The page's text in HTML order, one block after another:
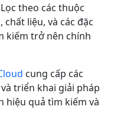
Lọc theo các thuộc
liệu, và các đặc
kiếm trở nên chính
cung cấp các
triển khai giải pháp
hiệu quả tìm kiếm và